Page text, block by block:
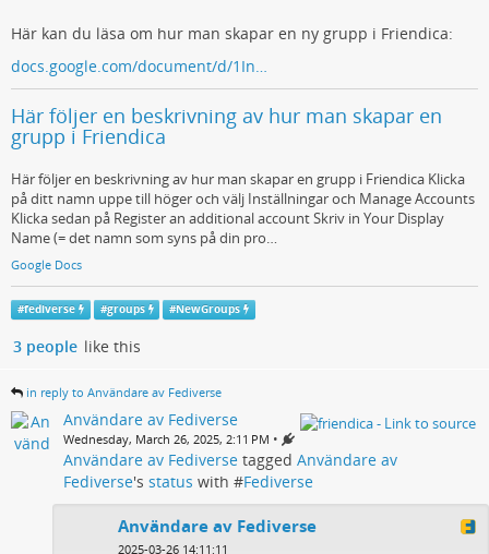
Här kan du läsa om hur man skapar en ny grupp i Friendica:
docs.google.com/document/d/1In…
Här följer en beskrivning av hur man skapar en
grupp i Friendica
Här följer en beskrivning av hur man skapar en grupp i Friendica Klicka
på ditt namn uppe till höger och välj Inställningar och Manage Accounts
Klicka sedan på Register an additional account Skriv in Your Display
Name (= det namn som syns på din pro…
Google Docs
#fediverse #groups #NewGroups
3 people like this
in reply to Användare av Fediverse
Användare av Fediverse
Wednesday, March 26, 2025, 2:11 PM •
Användare av Fediverse tagged Användare av
Fediverse's status with #Fediverse
Användare av Fediverse
2025-03-26 14:11:11